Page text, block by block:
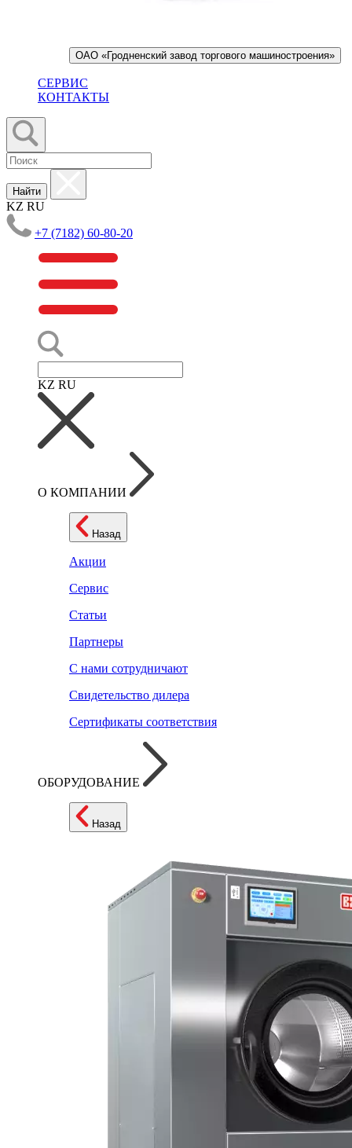
ОАО «Гродненский завод торгового машиностроения»
СЕРВИС
КОНТАКТЫ
Найти
KZ RU
+7 (7182) 60-80-20
KZ RU
О КОМПАНИИ
Назад
Акции
Сервис
Статьи
Партнеры
С нами сотрудничают
Свидетельство дилера
Сертификаты соответствия
ОБОРУДОВАНИЕ
Назад